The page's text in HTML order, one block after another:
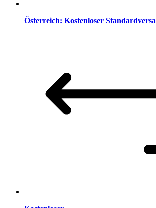
Österreich: Kostenloser